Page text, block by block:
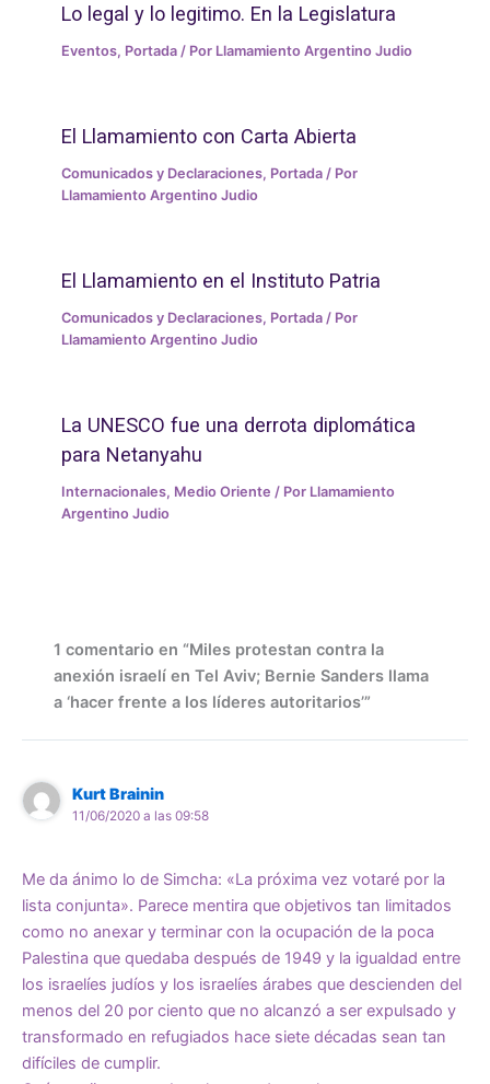
Lo legal y lo legitimo. En la Legislatura
Eventos, Portada / Por Llamamiento Argentino Judio
El Llamamiento con Carta Abierta
Comunicados y Declaraciones, Portada / Por
Llamamiento Argentino Judio
El Llamamiento en el Instituto Patria
Comunicados y Declaraciones, Portada / Por
Llamamiento Argentino Judio
La UNESCO fue una derrota diplomática
para Netanyahu
Internacionales, Medio Oriente / Por Llamamiento
Argentino Judio
1 comentario en “Miles protestan contra la
anexión israelí en Tel Aviv; Bernie Sanders llama
a ‘hacer frente a los líderes autoritarios’”
Kurt Brainin
11/06/2020 a las 09:58
Me da ánimo lo de Simcha: «La próxima vez votaré por la
lista conjunta». Parece mentira que objetivos tan limitados
como no anexar y terminar con la ocupación de la poca
Palestina que quedaba después de 1949 y la igualdad entre
los israelíes judíos y los israelíes árabes que descienden del
menos del 20 por ciento que no alcanzó a ser expulsado y
transformado en refugiados hace siete décadas sean tan
difíciles de cumplir.